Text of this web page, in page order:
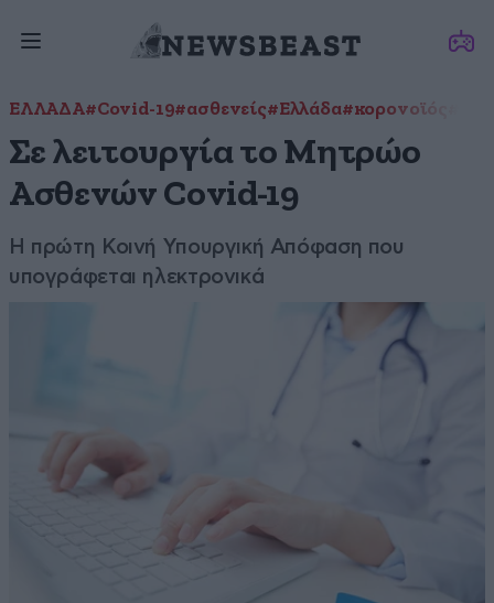
ΕΛΛΑΔΑ#Covid-19#ασθενείς#Ελλάδα#κορονοϊός
Σε λειτουργία το Μητρώο
Ασθενών Covid-19
Η πρώτη Κοινή Υπουργική Απόφαση που
υπογράφεται ηλεκτρονικά